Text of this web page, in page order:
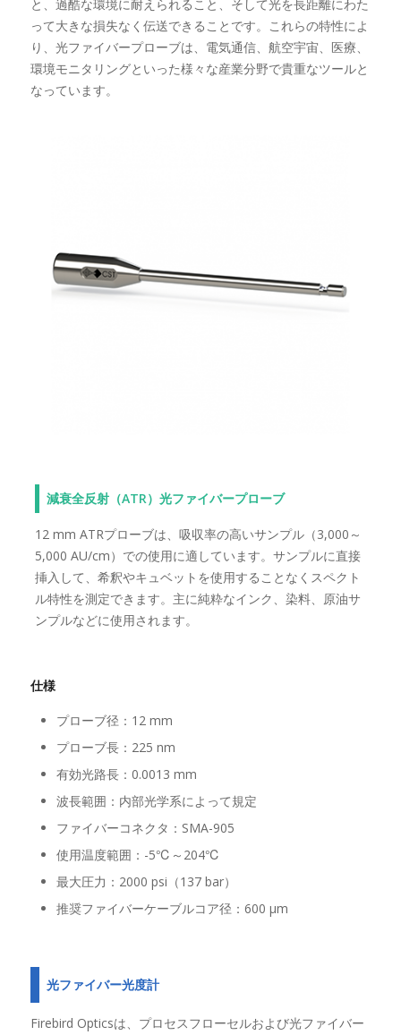
と、過酷な環境に耐えられること、そして光を長距離にわた
って大きな損失なく伝送できることです。これらの特性によ
り、光ファイバープローブは、電気通信、航空宇宙、医療、
環境モニタリングといった様々な産業分野で貴重なツールと
なっています。
減衰全反射（ATR）光ファイバープローブ
12 mm ATRプローブは、吸収率の高いサンプル（3,000～
5,000 AU/cm）での使用に適しています。サンプルに直接
挿入して、希釈やキュベットを使用することなくスペクト
ル特性を測定できます。主に純粋なインク、染料、原油サ
ンプルなどに使用されます。
仕様
プローブ径：12 mm
プローブ長：225 nm
有効光路長：0.0013 mm
波長範囲：内部光学系によって規定
ファイバーコネクタ：SMA-905
使用温度範囲：-5℃～204℃
最大圧力：2000 psi（137 bar）
推奨ファイバーケーブルコア径：600 μm
光ファイバー光度計
Firebird Opticsは、プロセスフローセルおよび光ファイバー